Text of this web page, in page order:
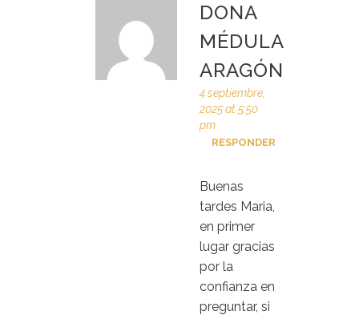
DONA
MÉDULA
ARAGÓN
4 septiembre,
2025 at 5:50
pm
RESPONDER
Buenas
tardes Maria,
en primer
lugar gracias
por la
confianza en
preguntar, si